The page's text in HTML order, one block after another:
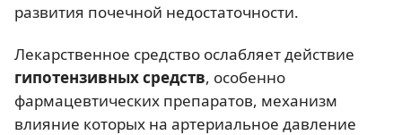
развития почечной недостаточности.
Лекарственное средство ослабляет действие
гипотензивных средств, особенно
фармацевтических препаратов, механизм
влияние которых на артериальное давление